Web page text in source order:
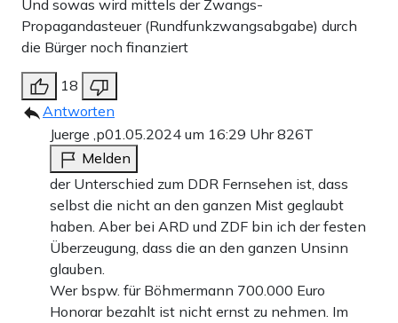
Und sowas wird mittels der Zwangs-
Propagandasteuer (Rundfunkzwangsabgabe) durch
die Bürger noch finanziert
18
Antworten
Juerge ,p01.05.2024 um 16:29 Uhr826T
Melden
der Unterschied zum DDR Fernsehen ist, dass
selbst die nicht an den ganzen Mist geglaubt
haben. Aber bei ARD und ZDF bin ich der festen
Überzeugung, dass die an den ganzen Unsinn
glauben.
Wer bspw. für Böhmermann 700.000 Euro
Honorar bezahlt ist nicht ernst zu nehmen. Im